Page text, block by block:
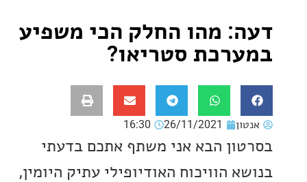
מהו החלק הכי משפיע
סטריאו?
26/11/2021
16:30
הבא אני משתף אתכם בדעתי
הוויכוח האודיופילי עתיק היומין,